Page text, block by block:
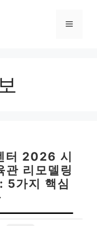
메
터 2026 시
관 리모델링
5가지 핵심